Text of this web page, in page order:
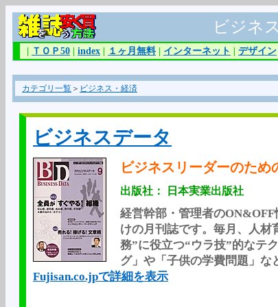
ビジネ
ＴＯＰ50 index １ヶ月無料| インターネット デザイン
カテゴリ一覧 ＞ ビジネス・経済
ビジネスデータ
ビジネスリーダーのため
出版社： 日本実業出版社
経営幹部・管理者の
けの月刊誌です。毎月、人材
務”に役立つ“ウラ技”的なテ
グ」や「子供の学費問題」な
Fujisan.co.jpで詳細を表示